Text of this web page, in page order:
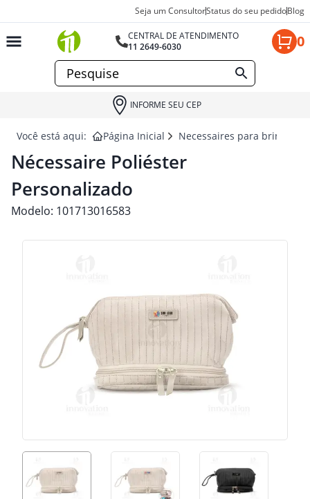
Seja um ConsultorStatus do seu pedidoBlog
CENTRAL DE ATENDIMENTO
11 2649-6030
0
INFORME SEU CEP
Você está aqui: Página Inicial Necessaires para brindes
Nécessaire Poliéster
Personalizado
Modelo: 101713016583